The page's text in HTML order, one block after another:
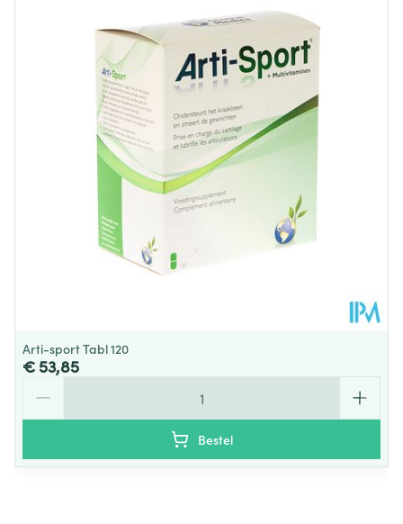
53 mm
Kamertemperatuur (15°C - 25°C)
Arti-sport Tabl 120
€ 53,85
Bestel